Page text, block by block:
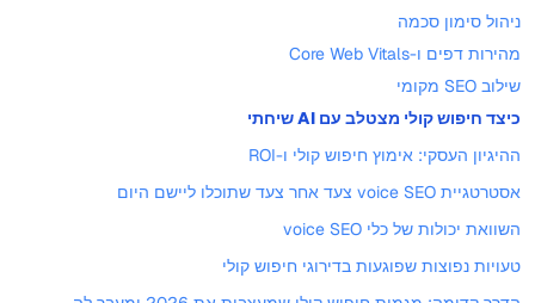
ניהול סימון סכמה
מהירות דפים ו-Core Web Vitals
שילוב SEO מקומי
כיצד חיפוש קולי מצטלב עם AI שיחתי
ההיגיון העסקי: אימוץ חיפוש קולי ו-ROI
אסטרטגיית voice SEO צעד אחר צעד שתוכלו ליישם היום
השוואת יכולות של כלי voice SEO
טעויות נפוצות שפוגעות בדירוגי חיפוש קולי